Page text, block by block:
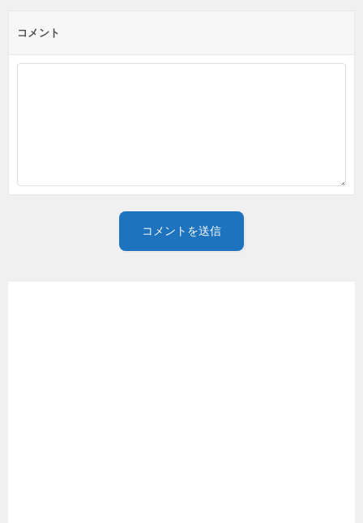
コメント